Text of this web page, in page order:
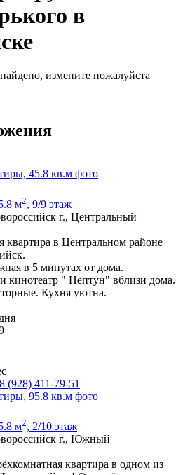
в
измените пожалуйста
м2, 9/9 этаж
г., Центральный
квартира в Центральном районе
в 5 минутах от дома.
кинотеатр " Нептун" вблизи дома.
Кухня уютна.
8 (928) 411-79-51
м2, 2/10 этаж
г., Южный
квартира в одном из